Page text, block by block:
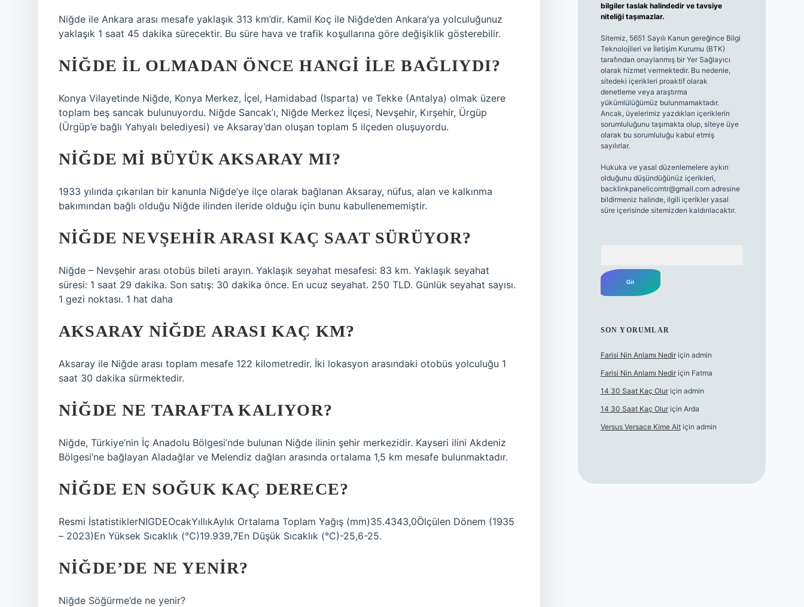
Niğde ile Ankara arası mesafe yaklaşık 313 km’dir. Kamil Koç ile Niğde’den Ankara’ya yolculuğunuz
yaklaşık 1 saat 45 dakika sürecektir. Bu süre hava ve trafik koşullarına göre değişiklik gösterebilir.
NIĞDE IL OLMADAN ÖNCE HANGI ILE BAĞLIYDI?
Konya Vilayetinde Niğde, Konya Merkez, İçel, Hamidabad (Isparta) ve Tekke (Antalya) olmak üzere
toplam beş sancak bulunuyordu. Niğde Sancak’ı, Niğde Merkez İlçesi, Nevşehir, Kırşehir, Ürgüp
(Ürgüp’e bağlı Yahyalı belediyesi) ve Aksaray’dan oluşan toplam 5 ilçeden oluşuyordu.
NIĞDE MI BÜYÜK AKSARAY MI?
1933 yılında çıkarılan bir kanunla Niğde’ye ilçe olarak bağlanan Aksaray, nüfus, alan ve kalkınma
bakımından bağlı olduğu Niğde ilinden ileride olduğu için bunu kabullenememiştir.
NIĞDE NEVŞEHIR ARASI KAÇ SAAT SÜRÜYOR?
Niğde – Nevşehir arası otobüs bileti arayın. Yaklaşık seyahat mesafesi: 83 km. Yaklaşık seyahat
süresi: 1 saat 29 dakika. Son satış: 30 dakika önce. En ucuz seyahat. 250 TLD. Günlük seyahat sayısı.
1 gezi noktası. 1 hat daha
AKSARAY NIĞDE ARASI KAÇ KM?
Aksaray ile Niğde arası toplam mesafe 122 kilometredir. İki lokasyon arasındaki otobüs yolculuğu 1
saat 30 dakika sürmektedir.
NIĞDE NE TARAFTA KALIYOR?
Niğde, Türkiye’nin İç Anadolu Bölgesi’nde bulunan Niğde ilinin şehir merkezidir. Kayseri ilini Akdeniz
Bölgesi’ne bağlayan Aladağlar ve Melendiz dağları arasında ortalama 1,5 km mesafe bulunmaktadır.
NIĞDE EN SOĞUK KAÇ DERECE?
Resmi İstatistiklerNIGDEOcakYıllıkAylık Ortalama Toplam Yağış (mm)35.4343,0Ölçülen Dönem (1935
– 2023)En Yüksek Sıcaklık (°C)19.939,7En Düşük Sıcaklık (°C)-25,6-25.
NIĞDE’DE NE YENIR?
Niğde Söğürme’de ne yenir?
bilgiler taslak halindedir ve tavsiye
niteliği taşımazlar.
Sitemiz, 5651 Sayılı Kanun gereğince Bilgi
Teknolojileri ve İletişim Kurumu (BTK)
tarafından onaylanmış bir Yer Sağlayıcı
olarak hizmet vermektedir. Bu nedenle,
sitedeki içerikleri proaktif olarak
denetleme veya araştırma
yükümlülüğümüz bulunmamaktadır.
Ancak, üyelerimiz yazdıkları içeriklerin
sorumluluğunu taşımakta olup, siteye üye
olarak bu sorumluluğu kabul etmiş
sayılırlar.
Hukuka ve yasal düzenlemelere aykırı
olduğunu düşündüğünüz içerikleri,
backlinkpanelicomtr@gmail.comadresine
bildirmeniz halinde, ilgili içerikler yasal
süre içerisinde sitemizden kaldırılacaktır.
SON YORUMLAR
Farisi Nin Anlamı Nediriçin admin
Farisi Nin Anlamı Nediriçin Fatma
14 30 Saat Kaç Oluriçin admin
14 30 Saat Kaç Oluriçin Arda
Versus Versace Kime Aitiçin admin